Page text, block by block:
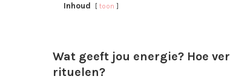
Inhoud toon
Wat geeft jou energie? Hoe
rituelen?